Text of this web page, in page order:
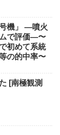
機」 ―噴火
で評価―〜
初めて系統
の的中率〜
[南極観測